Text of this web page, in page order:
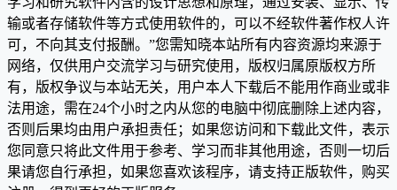
输或者存储软件等方式使用软件的，可以不经软件著作权人许
可，不向其支付报酬。”您需知晓本站所有内容资源均来源于
网络，仅供用户交流学习与研究使用，版权归属原版权方所
有，版权争议与本站无关，用户本人下载后不能用作商业或非
法用途，需在24个小时之内从您的电脑中彻底删除上述内容，
否则后果均由用户承担责任；如果您访问和下载此文件，表示
您同意只将此文件用于参考、学习而非其他用途，否则一切后
果请您自行承担，如果您喜欢该程序，请支持正版软件，购买